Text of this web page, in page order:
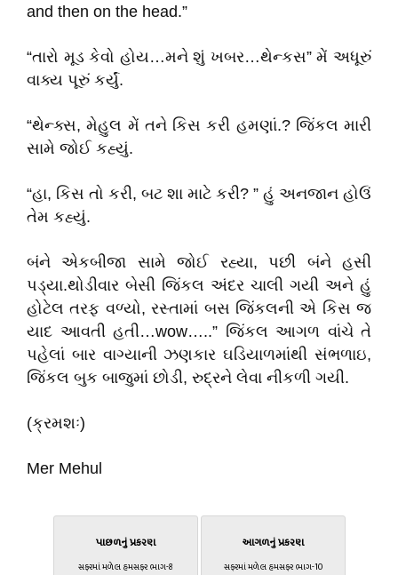
and then on the head.”
“તારો મૂડ કેવો હોય…મને શું ખબર…થેન્કસ” મેં અધૂરું
વાક્ય પૂરું કર્યું.
“થેન્ક્સ, મેહુલ મેં તને કિસ કરી હમણાં.? જિંકલ મારી
સામે જોઈ કહ્યું.
“હા, કિસ તો કરી, બટ શા માટે કરી? ” હું અનજાન હોઉં
તેમ કહ્યું.
બંને એકબીજા સામે જોઈ રહ્યા, પછી બંને હસી
પડ્યા.થોડીવાર બેસી જિંકલ અંદર ચાલી ગયી અને હું
હોટેલ તરફ વળ્યો, રસ્તામાં બસ જિંકલની એ કિસ જ
યાદ આવતી હતી…wow…..” જિંકલ આગળ વાંચે તે
પહેલાં બાર વાગ્યાની ઝણકાર ઘડિયાળમાંથી સંભળાઇ,
જિંકલ બુક બાજુમાં છોડી, રુદ્રને લેવા નીકળી ગયી.
(ક્રમશઃ)
Mer Mehul
પાછળનું પ્રકરણ
સફરમાં મળેલ હમસફર ભાગ-8
આગળનું પ્રકરણ
સફરમાં મળેલ હમસફર ભાગ-10